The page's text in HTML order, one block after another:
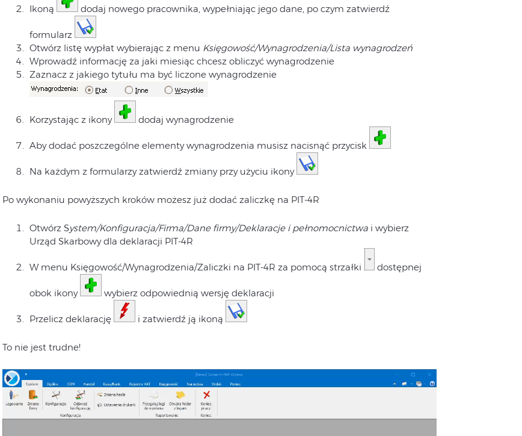
Ikoną dodaj nowego pracownika, wypełniając jego dane, po czym zatwierdź
formularz
Otwórz listę wypłat wybierając z menu Księgowość/Wynagrodzenia/Lista wynagrodzeń
Wprowadź informację za jaki miesiąc chcesz obliczyć wynagrodzenie
Zaznacz z jakiego tytułu ma być liczone wynagrodzenie
Korzystając z ikony dodaj wynagrodzenie
Aby dodać poszczególne elementy wynagrodzenia musisz nacisnąć przycisk
Na każdym z formularzy zatwierdź zmiany przy użyciu ikony
Po wykonaniu powyższych kroków możesz już dodać zaliczkę na PIT-4R
Otwórz System/Konfiguracja/Firma/Dane firmy/Deklaracje i pełnomocnictwai wybierz
Urząd Skarbowy dla deklaracji PIT-4R
W menu Księgowość/Wynagrodzenia/Zaliczki na PIT-4R za pomocą strzałki dostępnej
obok ikony wybierz odpowiednią wersję deklaracji
Przelicz deklarację i zatwierdź ją ikoną
To nie jest trudne!
Odtwarzacz
video